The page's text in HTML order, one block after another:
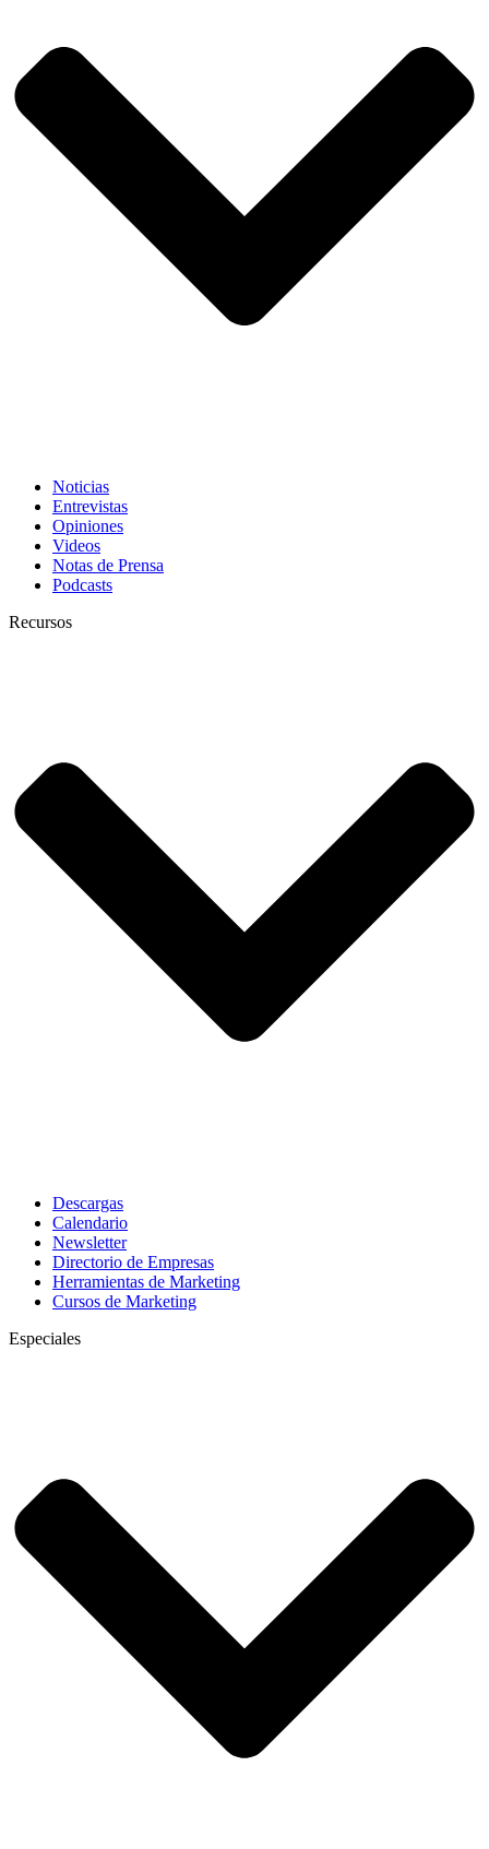
Noticias
Entrevistas
Opiniones
Videos
Notas de Prensa
Podcasts
Recursos
Descargas
Calendario
Newsletter
Directorio de Empresas
Herramientas de Marketing
Cursos de Marketing
Especiales